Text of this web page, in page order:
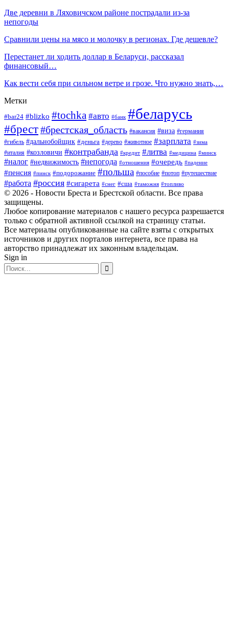
Две деревни в Ляховичском районе пострадали из-за
непогоды
Сравнили цены на мясо и молочку в регионах. Где дешевле?
Перестанет ли ходить доллар в Беларуси, рассказал
финансовый…
Как вести себя при сильном ветре и грозе. Что нужно знать,…
Метки
#bar24 #blizko #tochka #авто #банк #беларусь
#брест#брестская_область #вакансия #виза #германия
#гибель #дальнобойщик #деньга #дерево #животное #зарплата #зима
#италия #козловичи #контрабанда #кредит #литва #медицина #минск
#налог #недвижимость #непогода #отношения #очередь #падение
#пенсия #пинск #подорожание #польша #пособие #потоп #путешествие
#работа #россия #сигарета #снег #сша #таможня #топливо
© 2026 - Новости Бреста и Брестской области. Все права
защищены.
Любое копирование материалов с нашего ресурса разрешается
только с обратной активной ссылкой на страницу статьи.
Все материалы опубликованные на сайте взяты с открытых
источников и других порталов интернета, все права на
авторство принадлежат их законным владельцам.
Sign in